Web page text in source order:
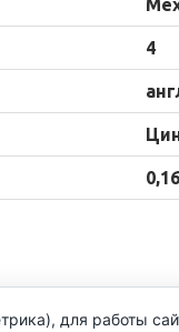
4
для работы